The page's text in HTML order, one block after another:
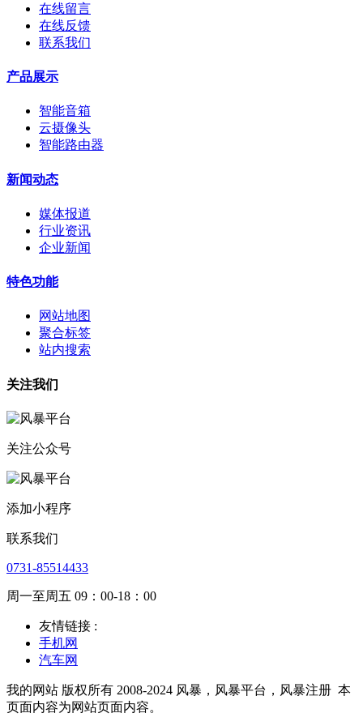
在线留言
在线反馈
联系我们
产品展示
智能音箱
云摄像头
智能路由器
新闻动态
媒体报道
行业资讯
企业新闻
特色功能
网站地图
聚合标签
站内搜索
关注我们
关注公众号
添加小程序
联系我们
0731-85514433
周一至周五 09：00-18：00
友情链接 :
手机网
汽车网
我的网站 版权所有 2008-2024 风暴，风暴平台，风暴注册 本
页面内容为网站页面内容。